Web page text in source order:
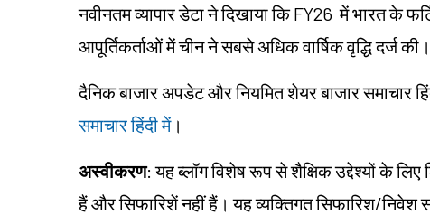
नवीनतम व्यापार डेटा ने दिखाया कि FY26 में भारत के
आपूर्तिकर्ताओं में चीन ने सबसे अधिक वार्षिक वृद्धि दर्ज की।
दैनिक बाजार अपडेट और नियमित शेयर बाजार समाचार
समाचार हिंदी में।
अस्वीकरण: यह ब्लॉग विशेष रूप से शैक्षिक उद्देश्यों के
हैं और सिफारिशें नहीं हैं। यह व्यक्तिगत सिफारिश/निवेश